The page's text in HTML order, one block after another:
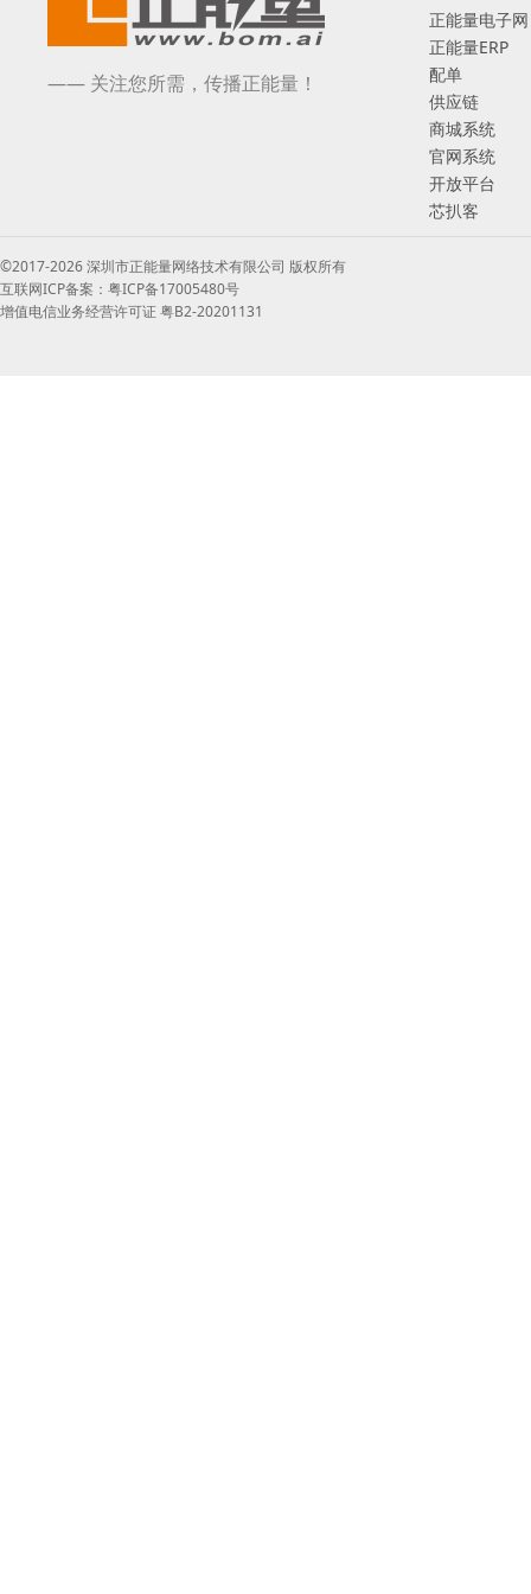
—— 关注您所需，传播正能量！
正能量电子网
正能量ERP
配单
供应链
商城系统
官网系统
开放平台
芯扒客
©2017-2026 深圳市正能量网络技术有限公司 版权所有
互联网ICP备案：粤ICP备17005480号
增值电信业务经营许可证 粤B2-20201131